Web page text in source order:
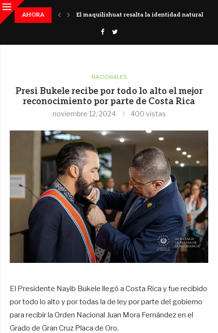
AHORA
histórico en El Salvador El maquilishuat resalta la identidad natural del
NACIONALES
Presi Bukele recibe por todo lo alto el mejor
reconocimiento por parte de Costa Rica
noviembre 12, 2024 400 vistas
El Presidente Nayib Bukele llegó a Costa Rica y fue recibido
por todo lo alto y por todas la de ley por parte del gobierno
para recibir la Orden Nacional Juan Mora Fernández en el
Grado de Gran Cruz Placa de Oro.